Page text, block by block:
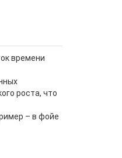
времени
роста, что
– в фойе